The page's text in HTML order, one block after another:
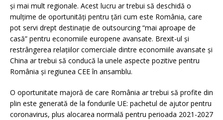
și mai mult regionale. Acest lucru ar trebui să deschidă o
mulțime de oportunități pentru țări cum este România, care
pot servi drept destinație de outsourcing “mai aproape de
casă” pentru economiile europene avansate. Brexit-ul și
restrângerea relațiilor comerciale dintre economiile avansate și
China ar trebui să conducă la unele aspecte pozitive pentru
România și regiunea CEE în ansamblu.
O oportunitate majoră de care România ar trebui să profite din
plin este generată de la fondurile UE: pachetul de ajutor pentru
coronavirus, plus alocarea normală pentru perioada 2021-2027